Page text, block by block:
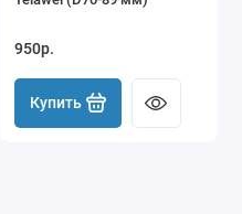
950р.
Купить